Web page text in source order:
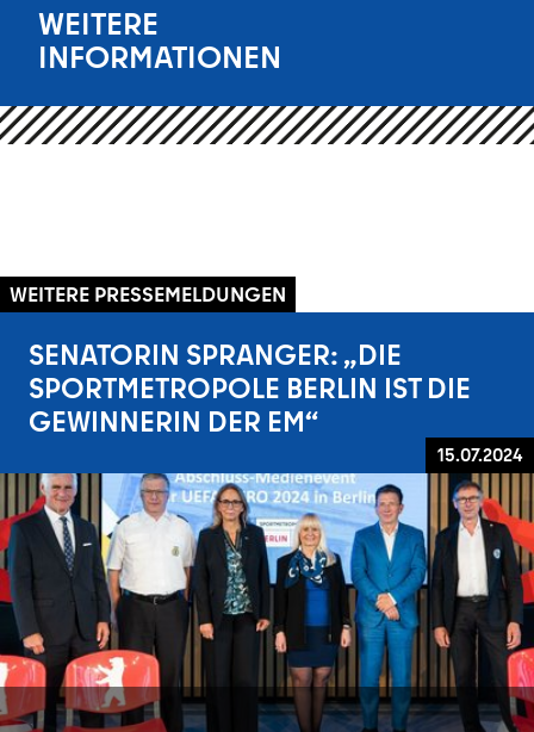
WEITERE
INFORMATIONEN
WEITERE PRESSEMELDUNGEN
SENATORIN SPRANGER: „DIE
SPORTMETROPOLE BERLIN IST DIE
GEWINNERIN DER EM“
15.07.2024